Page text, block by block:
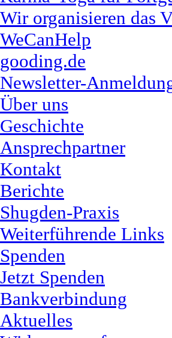
Wir organisieren das
WeCanHelp
gooding.de
Newsletter-
Über uns
Geschichte
Ansprechpartner
Kontakt
Berichte
Shugden-Praxis
Weiterführende Links
Spenden
Jetzt Spenden
Bankverbindung
Aktuelles